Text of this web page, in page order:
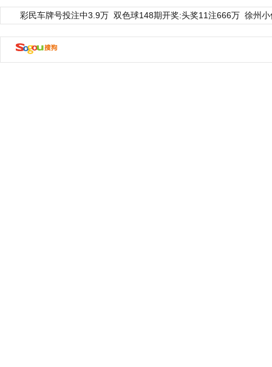
彩民车牌号投注中3.9万 双色球148期开奖:头奖11注666万 徐州